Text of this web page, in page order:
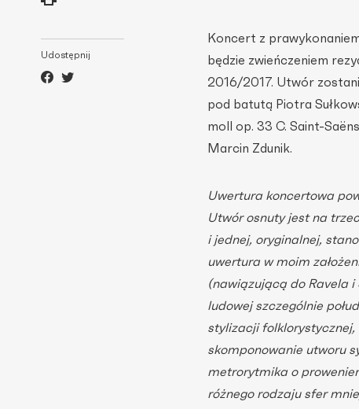
Udostępnij
Koncert z
będzie zwieńczeniem
2016/2017. Utwór
pod batutą Piotra
moll op. 33 C. Saint-
Marcin Zdunik.
Uwertura koncertowa
Utwór osnuty jest na
i jednej, oryginalnej,
uwertura w moim
(nawiązującą do Ravela i
ludowej szczególnie
stylizacji
skomponowanie utworu
metrorytmika o
różnego rodzaju sfer